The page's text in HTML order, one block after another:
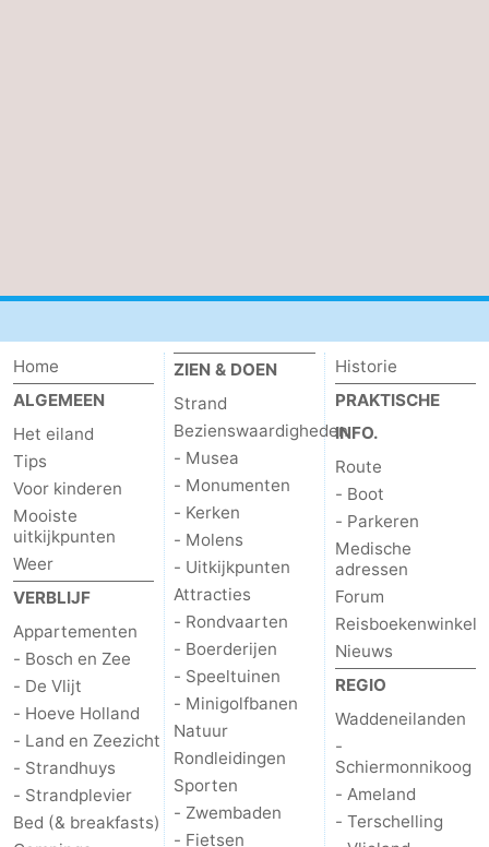
Wandelen
-
Paardrijden
-
Surfen
-
Wadlopen
Zeehonden
Eten
en
drinken
Evenementen
Praktisch
Forum
Route
-
Home
ALGEMEEN
Het eiland
Tips
Voor kinderen
Mooiste
uitkijkpunten
Weer
VERBLIJF
Appartementen
- Bosch en Zee
- De Vlijt
- Hoeve Holland
- Land en Zeezicht
- Strandhuys
- Strandplevier
Bed (& breakfasts)
ZIEN & DOEN
Strand
Bezienswaardigheden
- Musea
- Monumenten
- Kerken
- Molens
- Uitkijkpunten
Attracties
- Rondvaarten
- Boerderijen
- Speeltuinen
- Minigolfbanen
Natuur
Rondleidingen
Sporten
- Zwembaden
- Fietsen
Historie
PRAKTISCHE
INFO.
Route
- Boot
- Parkeren
Medische
adressen
Forum
Reisboekenwinkel
Nieuws
REGIO
Waddeneilanden
-
Schiermonnikoog
- Ameland
- Terschelling